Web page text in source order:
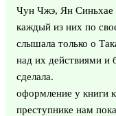
Чун Чжэ, Ян
каждый из них по
слышала только о
над их действиями и
сделала.
оформление у книги
преступнике нам